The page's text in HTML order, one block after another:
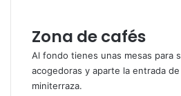
Zona de cafés
Al fondo tienes unas mesas para
acogedoras y aparte la entrada
miniterraza.